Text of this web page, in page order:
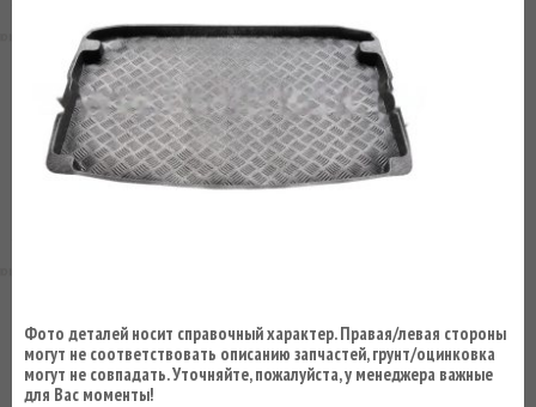
Фото деталей носит справочный характер. Правая/левая стороны
могут не соответствовать описанию запчастей, грунт/оцинковка
могут не совпадать. Уточняйте, пожалуйста, у менеджера важные
для Вас моменты!